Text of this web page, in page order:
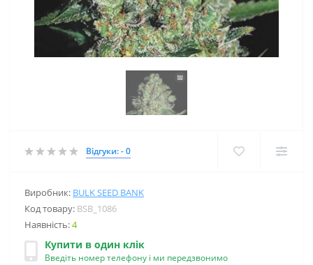
Відгуки: - 0
Виробник: BULK SEED BANK
Код товару: BSB_1086
Наявність:4
Купити в один клік
Введіть номер телефону і ми передзвонимо